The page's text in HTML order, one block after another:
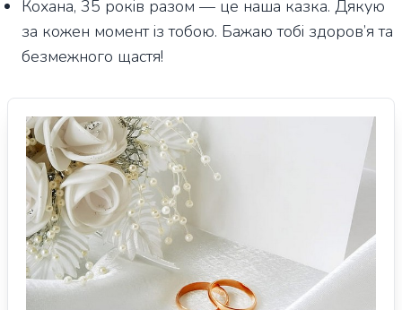
Кохана, 35 років разом — це наша казка. Дякую
за кожен момент із тобою. Бажаю тобі здоров’я та
безмежного щастя!